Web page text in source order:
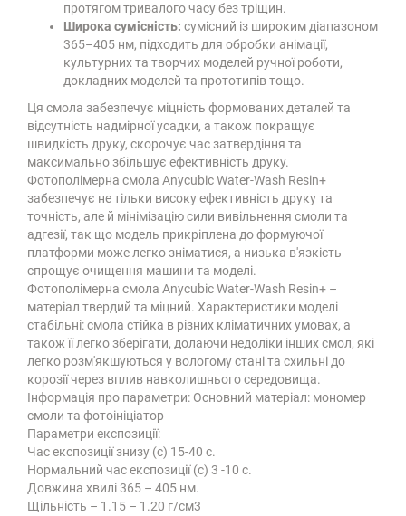
протягом тривалого часу без тріщин.
Широка сумісність: сумісний із широким діапазоном
365–405 нм, підходить для обробки анімації,
культурних та творчих моделей ручної роботи,
докладних моделей та прототипів тощо.
Ця смола забезпечує міцність формованих деталей та
відсутність надмірної усадки, а також покращує
швидкість друку, скорочує час затвердіння та
максимально збільшує ефективність друку.
Фотополімерна смола Anycubic Water-Wash Resin+
забезпечує не тільки високу ефективність друку та
точність, але й мінімізацію сили вивільнення смоли та
адгезії, так що модель прикріплена до формуючої
платформи може легко зніматися, а низька в'язкість
спрощує очищення машини та моделі.
Фотополімерна смола Anycubic Water-Wash Resin+ –
матеріал твердий та міцний. Характеристики моделі
стабільні: смола стійка в різних кліматичних умовах, а
також її легко зберігати, долаючи недоліки інших смол, які
легко розм'якшуються у вологому стані та схильні до
корозії через вплив навколишнього середовища.
Інформація про параметри: Основний матеріал: мономер
смоли та фотоініціатор
Параметри експозиції:
Час експозиції знизу (с) 15-40 с.
Нормальний час експозиції (с) 3 -10 с.
Довжина хвилі 365 – 405 нм.
Щільність – 1.15 – 1.20 г/см3